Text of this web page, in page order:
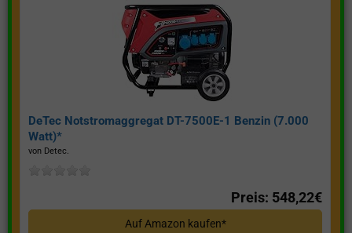
DeTec Notstromaggregat DT-7500E-1 Benzin (7.000
Watt)*
von Detec.
Preis: 548,22€
Auf Amazon kaufen*